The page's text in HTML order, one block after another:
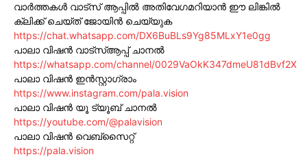
വാർത്തകൾ വാട്സ് ആപ്പിൽ അതിവേഗമറിയാൻ ഈ ലിങ്കിൽ
ക്ലിക്ക് ചെയ്ത് ജോയിൻ ചെയ്യുക
https://chat.whatsapp.com/DX6BuBLs9Yg85MLxY1e0gg
പാലാ വിഷൻ വാട്സ്ആപ്പ് ചാനൽ
https://whatsapp.com/channel/0029VaOkK347dmeU81dBvf2X
പാലാ വിഷൻ ഇൻസ്റ്റാഗ്രാം
https://www.instagram.com/pala.vision
പാലാ വിഷൻ യൂ ട്യൂബ് ചാനൽ
https://youtube.com/@palavision
പാലാ വിഷൻ വെബ്സൈറ്റ്
https://pala.vision